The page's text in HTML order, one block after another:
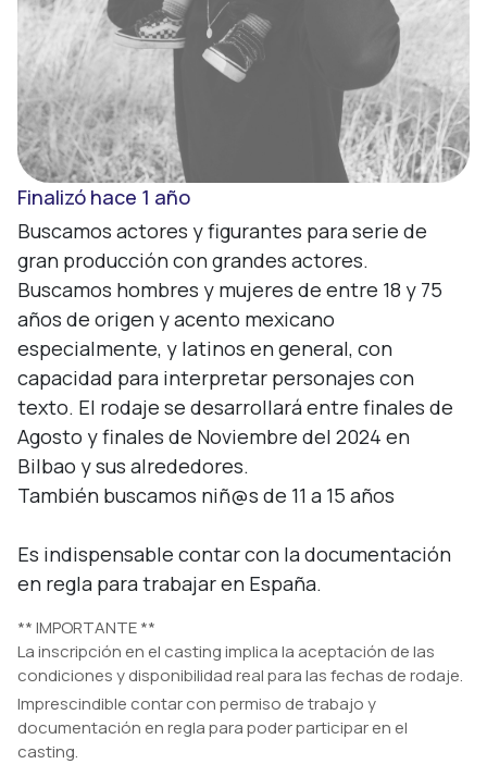
Finalizó hace 1 año
Buscamos actores y figurantes para serie de
gran producción con grandes actores.
Buscamos hombres y mujeres de entre 18 y 75
años de origen y acento mexicano
especialmente, y latinos en general, con
capacidad para interpretar personajes con
texto. El rodaje se desarrollará entre finales de
Agosto y finales de Noviembre del 2024 en
Bilbao y sus alrededores.
También buscamos niñ@s de 11 a 15 años
Es indispensable contar con la documentación
en regla para trabajar en España.
** IMPORTANTE **
La inscripción en el casting implica la aceptación de las
condiciones y disponibilidad real para las fechas de rodaje.
Imprescindible contar con permiso de trabajo y
documentación en regla para poder participar en el
casting.